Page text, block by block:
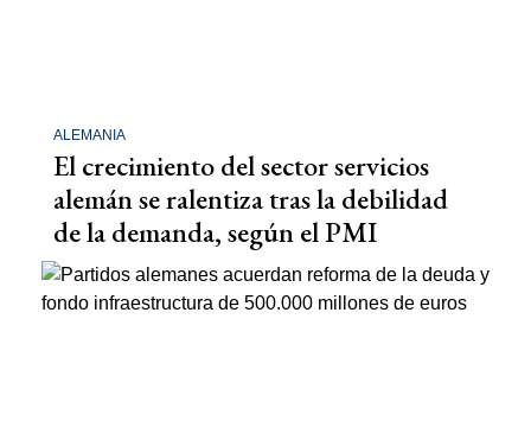
ALEMANIA
El crecimiento del sector servicios
alemán se ralentiza tras la debilidad
de la demanda, según el PMI